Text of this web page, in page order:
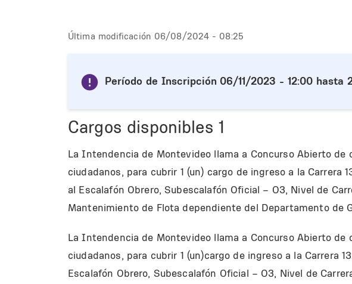
Última modificación 06/08/2024 - 08:25
Período de Inscripción 06/11/2023 - 12:00 hasta
Cargos disponibles 1
La Intendencia de Montevideo llama a Concurso Abierto de
ciudadanos, para cubrir 1 (un) cargo de ingreso a la Carrera
al Escalafón Obrero, Subescalafón Oficial – O3, Nivel de
Mantenimiento de Flota dependiente del Departamento de
La Intendencia de Montevideo llama a Concurso Abiertode
ciudadanos, para cubrir 1 (un)cargo de ingreso a la Carrera13
Escalafón Obrero, Subescalafón Oficial – O3, Nivel de